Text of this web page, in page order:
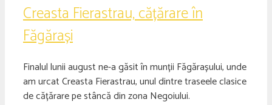
Creasta Fierastrau, cățărare în
Făgărași
Finalul lunii august ne-a găsit în munții Făgărașului, unde
am urcat Creasta Fierastrau, unul dintre traseele clasice
de cățărare pe stâncă din zona Negoiului.